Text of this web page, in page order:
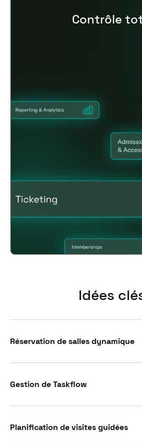
Contrôle
Idées
Réservation de salles dynamique
une tarification dynamique des
frais d’annulation, optimisant ainsi
Gestion de Taskflow
performances de votre équipe et
Planification de visites guidées